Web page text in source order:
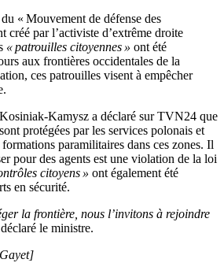
« Mouvement de défense des
par l’activiste d’extrême droite
« patrouilles citoyennes » ont été
aux frontières occidentales de la
ces patrouilles visent à empêcher
Kosiniak-Kamysz a déclaré sur TVN24 que
protégées par les services polonais et
paramilitaires dans ces zones. Il
pour des agents est une violation de la loi
citoyens » ont également été
en sécurité.
la frontière, nous l’invitons à rejoindre
le ministre.